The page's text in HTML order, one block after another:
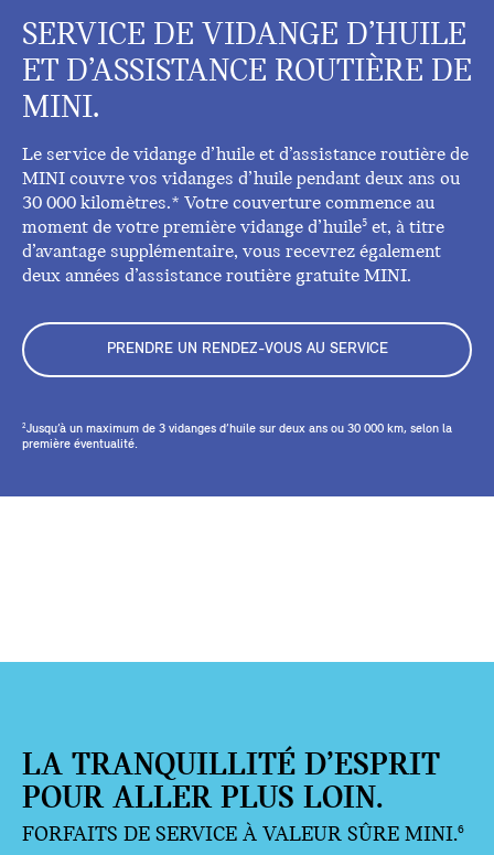
SERVICE DE VIDANGE D’HUILE
ET D’ASSISTANCE ROUTIÈRE DE
MINI.
Le service de vidange d’huile et d’assistance routière de
MINI couvre vos vidanges d’huile pendant deux ans ou
30 000 kilomètres.* Votre couverture commence au
moment de votre première vidange d’huile5 et, à titre
d’avantage supplémentaire, vous recevrez également
deux années d’assistance routière gratuite MINI.
PRENDRE UN RENDEZ-VOUS AU SERVICE
2Jusqu’à un maximum de 3 vidanges d’huile sur deux ans ou 30 000 km, selon la
première éventualité.
LA TRANQUILLITÉ D’ESPRIT
POUR ALLER PLUS LOIN.
FORFAITS DE SERVICE À VALEUR SÛRE MINI.6